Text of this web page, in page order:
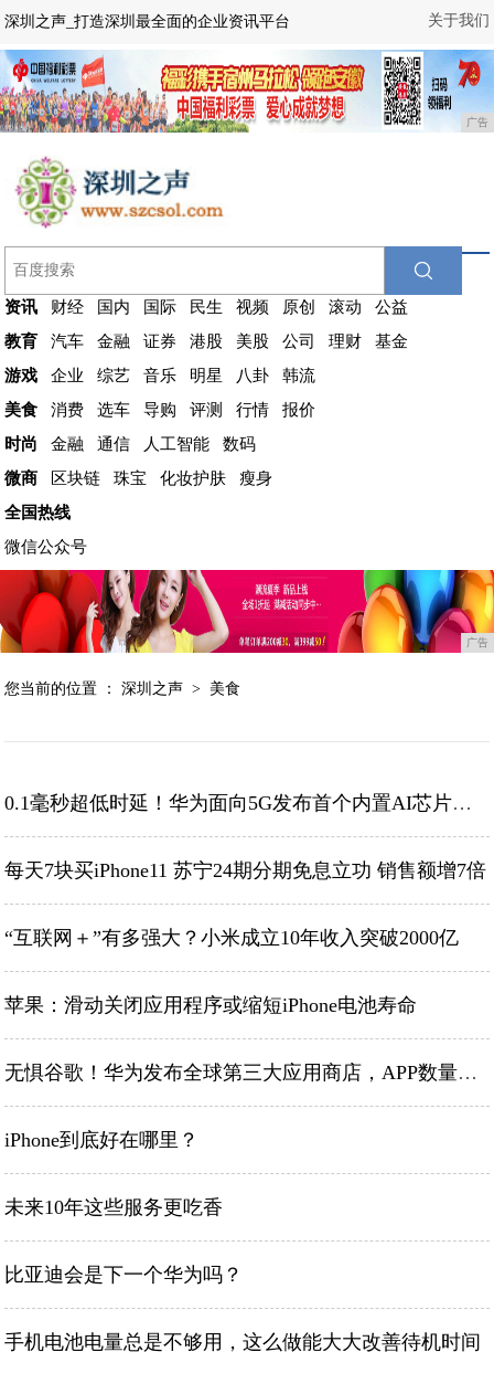
关于我们
深圳之声_打造深圳最全面的企业资讯平台
广告
资讯 财经 国内 国际 民生 视频 原创 滚动
公益
教育
汽车 金融 证券 港股 美股 公司 理财
基金
游戏
企业 综艺 音乐 明星 八卦
韩流
美食
消费 选车 导购 评测 行情
报价
时尚
金融 通信 人工智能
数码
微商
区块链 珠宝 化妆护肤
瘦身
全国热线
微信公众号
广告
您当前的位置 ：深圳之声 > 美食
0.1毫秒超低时延！华为面向5G发布首个内置AI芯片的全闪存
每天7块买iPhone11 苏宁24期分期免息立功 销售额增7倍
“互联网＋”有多强大？小米成立10年收入突破2000亿
苹果：滑动关闭应用程序或缩短iPhone电池寿命
无惧谷歌！华为发布全球第三大应用商店，APP数量超过5.5万
iPhone到底好在哪里？
未来10年这些服务更吃香
比亚迪会是下一个华为吗？
手机电池电量总是不够用，这么做能大大改善待机时间